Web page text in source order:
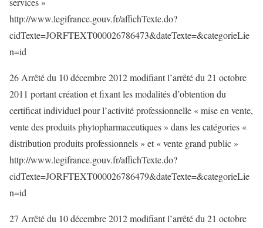
http://www.legifrance.gouv.fr/affichTexte.do?
cidTexte=JORFTEXT000026786473&dateTexte=&categorieLie
n=id
26 Arrêté du 10 décembre 2012 modifiant l’arrêté du 21 octobre
2011 portant création et fixant les modalités d’obtention du
certificat individuel pour l’activité professionnelle « mise en vente,
vente des produits phytopharmaceutiques » dans les catégories «
distribution produits professionnels » et « vente grand public »
http://www.legifrance.gouv.fr/affichTexte.do?
cidTexte=JORFTEXT000026786479&dateTexte=&categorieLie
n=id
27 Arrêté du 10 décembre 2012 modifiant l’arrêté du 21 octobre